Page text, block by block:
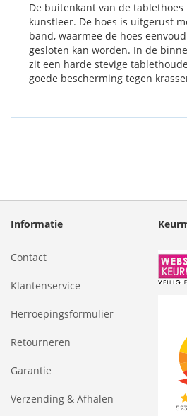
De buitenkant van de tablethoes
kunstleer. De hoes is uitgerust
band, waarmee de hoes
gesloten kan worden. In de
zit een harde stevige
goede bescherming tegen
Informatie
Contact
Klantenservice
Herroepingsformulier
Retourneren
Garantie
Verzending & Afhalen